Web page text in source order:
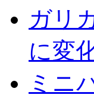
ガリ
に変
ミニ